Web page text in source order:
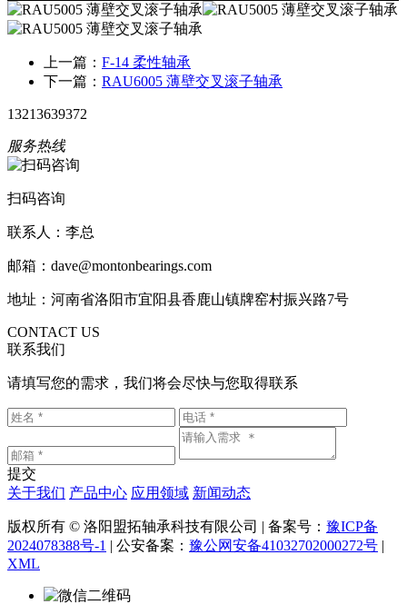
上一篇： F-14 柔性轴承
下一篇： RAU6005 薄壁交叉滚子轴承
13213639372
服务热线
扫码咨询
联系人：李总
邮箱：dave@montonbearings.com
地址：河南省洛阳市宜阳县香鹿山镇牌窑村振兴路7号
CONTACT US
联系我们
请填写您的需求，我们将会尽快与您取得联系
提交
关于我们 产品中心 应用领域 新闻动态
版权所有 © 洛阳盟拓轴承科技有限公司 | 备案号： 豫ICP备
2024078388号-1 | 公安备案： 豫公网安备41032702000272号 |
XML